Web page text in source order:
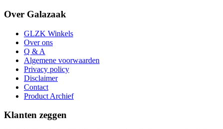
Over Galazaak
GLZK Winkels
Over ons
Q & A
Algemene voorwaarden
Privacy policy
Disclaimer
Contact
Product Archief
Klanten zeggen